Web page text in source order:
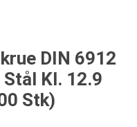
DIN 6912
Kl. 12.9
Stk)